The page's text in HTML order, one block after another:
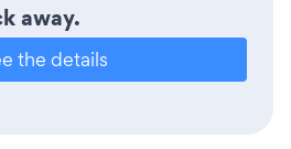
away.
the details